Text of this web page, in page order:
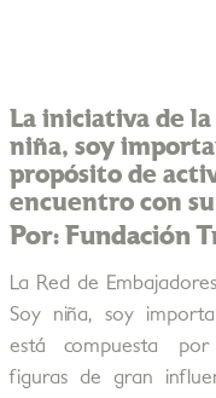
La iniciativa de
niña, soy
propósito de
encuentro con
Por: Fundación
La Red de
Soy niña, soy
está compuesta
figuras de gran